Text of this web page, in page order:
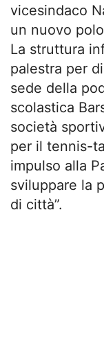
vicesindaco
un nuovo
La struttura
palestra per
sede della
scolastica
società
per il tennis-
impulso alla
sviluppare la
di città”.